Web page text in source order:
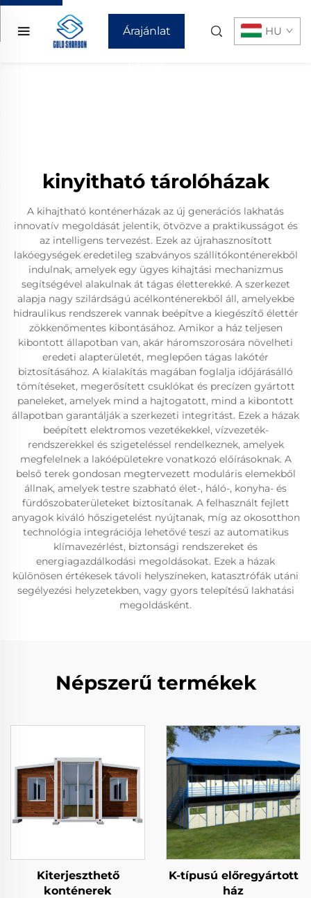
Árajánlat HU
kinyitható tárolóházak
A kihajtható konténerházak az új generációs lakhatás
innovatív megoldását jelentik, ötvözve a praktikusságot és
az intelligens tervezést. Ezek az újrahasznosított
lakóegységek eredetileg szabványos szállítókonténerekből
indulnak, amelyek egy ügyes kihajtási mechanizmus
segítségével alakulnak át tágas életterekké. A szerkezet
alapja nagy szilárdságú acélkonténerekből áll, amelyekbe
hidraulikus rendszerek vannak beépítve a kiegészítő élettér
zökkenőmentes kibontásához. Amikor a ház teljesen
kibontott állapotban van, akár háromszorosára növelheti
eredeti alapterületét, meglepően tágas lakótér
biztosításához. A kialakítás magában foglalja időjárásálló
tömítéseket, megerősített csuklókat és precízen gyártott
paneleket, amelyek mind a hajtogatott, mind a kibontott
állapotban garantálják a szerkezeti integritást. Ezek a házak
beépített elektromos vezetékekkel, vízvezeték-
rendszerekkel és szigeteléssel rendelkeznek, amelyek
megfelelnek a lakóépületekre vonatkozó előírásoknak. A
belső terek gondosan megtervezett moduláris elemekből
állnak, amelyek testre szabható élet-, háló-, konyha- és
fürdőszobaterületeket biztosítanak. A felhasznált fejlett
anyagok kiváló hőszigetelést nyújtanak, míg az okosotthon
technológia integrációja lehetővé teszi az automatikus
klímavezérlést, biztonsági rendszereket és
energiagazdálkodási megoldásokat. Ezek a házak
különösen értékesek távoli helyszíneken, katasztrófák utáni
segélyezési helyzetekben, vagy gyors telepítésű lakhatási
megoldásként.
Népszerű termékek
Kiterjeszthető
konténerek
K-típusú előregyártott
ház